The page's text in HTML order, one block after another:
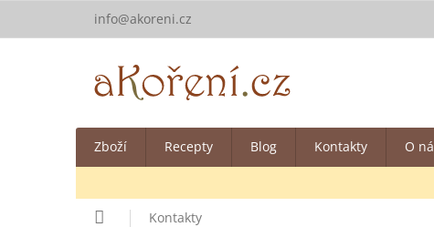
info@akoreni.cz
Zboží Recepty Blog Kontakty O
Kontakty